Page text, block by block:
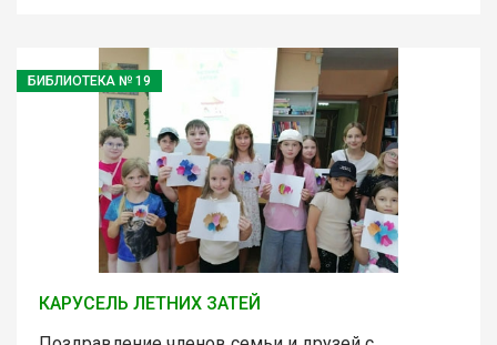
БИБЛИОТЕКА № 19
КАРУСЕЛЬ ЛЕТНИХ ЗАТЕЙ